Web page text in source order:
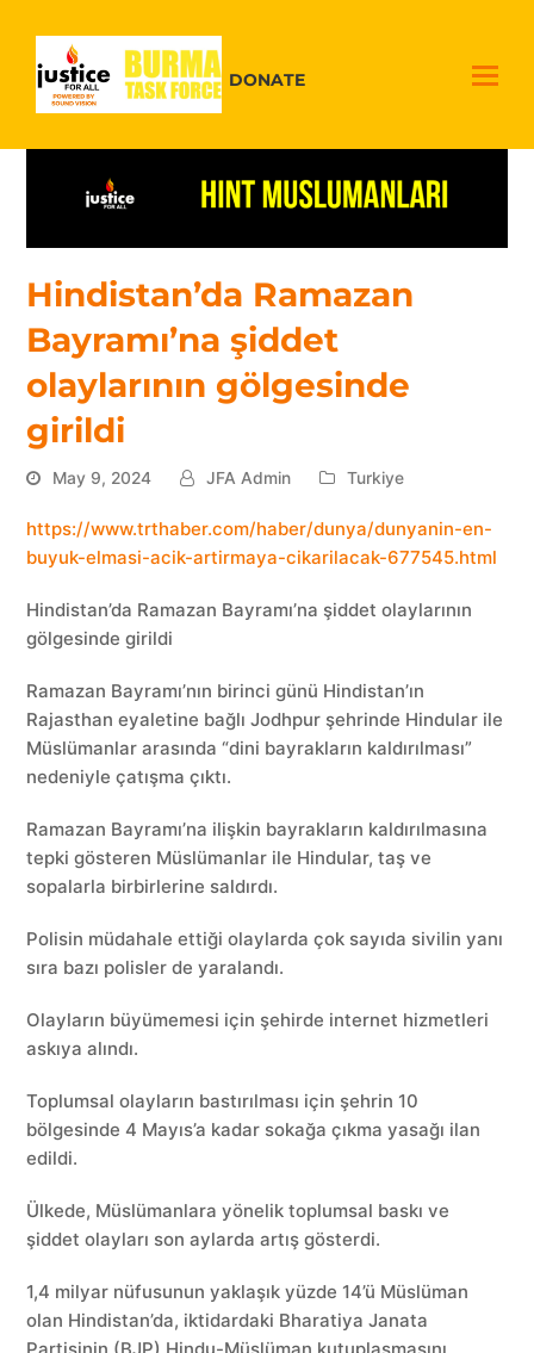
DONATE
Hindistan’da Ramazan
Bayramı’na şiddet
olaylarının gölgesinde
girildi
May 9, 2024 JFA Admin Turkiye
https://www.trthaber.com/haber/dunya/dunyanin-en-
buyuk-elmasi-acik-artirmaya-cikarilacak-677545.html
Hindistan’da Ramazan Bayramı’na şiddet olaylarının
gölgesinde girildi
Ramazan Bayramı’nın birinci günü Hindistan’ın
Rajasthan eyaletine bağlı Jodhpur şehrinde Hindular ile
Müslümanlar arasında “dini bayrakların kaldırılması”
nedeniyle çatışma çıktı.
Ramazan Bayramı’na ilişkin bayrakların kaldırılmasına
tepki gösteren Müslümanlar ile Hindular, taş ve
sopalarla birbirlerine saldırdı.
Polisin müdahale ettiği olaylarda çok sayıda sivilin yanı
sıra bazı polisler de yaralandı.
Olayların büyümemesi için şehirde internet hizmetleri
askıya alındı.
Toplumsal olayların bastırılması için şehrin 10
bölgesinde 4 Mayıs’a kadar sokağa çıkma yasağı ilan
edildi.
Ülkede, Müslümanlara yönelik toplumsal baskı ve
şiddet olayları son aylarda artış gösterdi.
1,4 milyar nüfusunun yaklaşık yüzde 14’ü Müslüman
olan Hindistan’da, iktidardaki Bharatiya Janata